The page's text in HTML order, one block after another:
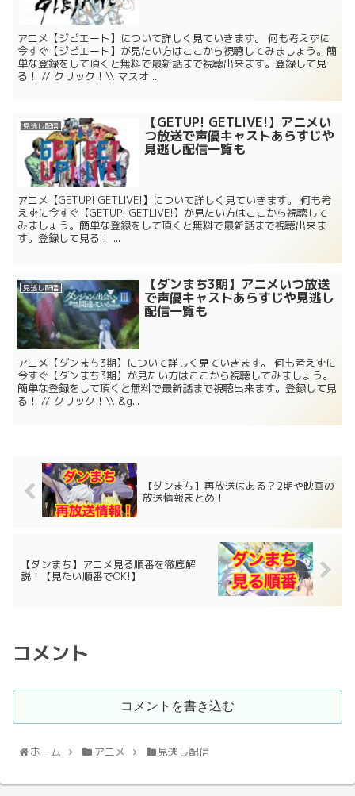
アニメ【ジビエート】について詳しく見ていきます。 何も考えずに
今すぐ【ジビエート】が見たい方はここから視聴してみましょう。簡
単な登録をして頂くと無料で最新話まで視聴出来ます。登録して見
る！ // クリック！\\ マスオ ...
見逃し配信 【GETUP! GETLIVE!】アニメい
つ放送で声優キャストあらすじや
見逃し配信一覧も
アニメ【GETUP! GETLIVE!】について詳しく見ていきます。 何も考
えずに今すぐ【GETUP! GETLIVE!】が見たい方はここから視聴して
みましょう。簡単な登録をして頂くと無料で最新話まで視聴出来ま
す。登録して見る！ ...
見逃し配信 【ダンまち3期】アニメいつ放送
で声優キャストあらすじや見逃し
配信一覧も
アニメ【ダンまち3期】について詳しく見ていきます。 何も考えずに
今すぐ【ダンまち3期】が見たい方はここから視聴してみましょう。
簡単な登録をして頂くと無料で最新話まで視聴出来ます。登録して見
る！ // クリック！\\ &g...
【ダンまち】再放送はある？2期や映画の
放送情報まとめ！
【ダンまち】アニメ見る順番を徹底解
説！【見たい順番でOK!】
コメント
コメントを書き込む
ホーム アニメ 見逃し配信